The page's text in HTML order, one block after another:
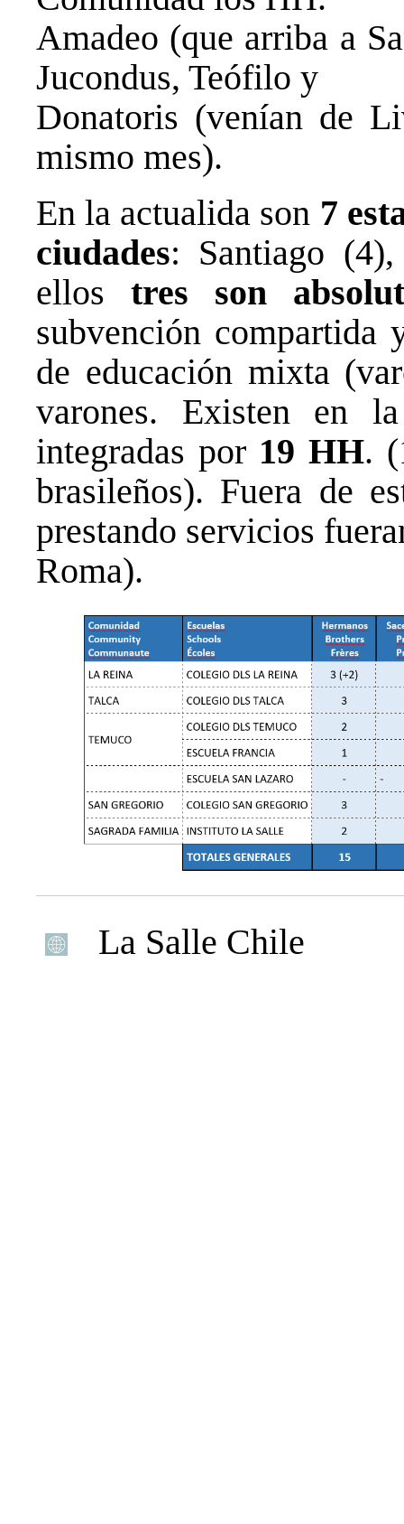
Amadeo (que arriba a
Jucondus, Teófilo y
Donatoris (venían de
mismo mes).
En la actualida son 7
ciudades: Santiago
ellos tres
son
subvención compartida
de educación mixta
varones. Existen en
integradas por 19 HH.
brasileños). Fuera de
prestando servicios
Roma).
La Salle Chile